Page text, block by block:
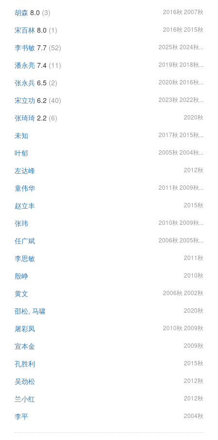
胡森 8.0 (3) 2016秋 2007秋
宋百林 8.0 (1) 2016秋 2015秋
李书敏 7.7 (52) 2025秋 2024秋...
潘永亮 7.4 (11) 2019秋 2018秋...
张永兵 6.5 (2) 2020秋 2016秋...
宋立功 6.2 (40) 2023秋 2022秋...
张琦琦 2.2 (6) 2020秋
未知 2017秋 2015秋...
叶郁 2005秋 2004秋...
左达峰 2012秋
童伟华 2011秋 2009秋...
赵立丰 2015秋
张玮 2010秋 2009秋...
任广斌 2006秋 2005秋...
李思敏 2011秋
殷峥 2010秋
黄文 2006秋 2002秋
邵松, 马啸 2020秋
屠彩凤 2010秋 2009秋
宣本金 2009秋
孔胜利 2015秋
吴劲松 2012秋
兰小红 2012秋
李平 2004秋